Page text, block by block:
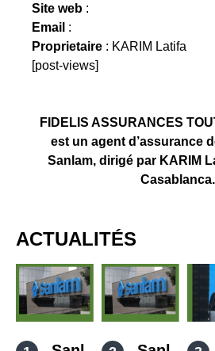
Site web :
Email :
Proprietaire : KARIM Latifa
[post-views]
FIDELIS ASSURANCES
est un agent d’assurance
Sanlam, dirigé par KARIM
Casablanca.
ACTUALITÉS